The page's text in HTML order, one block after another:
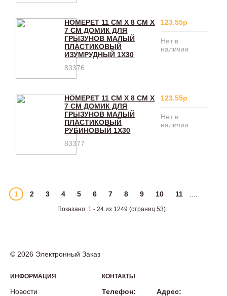
HOMEPET 11 СМ Х 8 СМ Х
7 СМ ДОМИК ДЛЯ
ГРЫЗУНОВ МАЛЫЙ
ПЛАСТИКОВЫЙ
ИЗУМРУДНЫЙ 1Х30
83376
123.55р
Нет в
наличии
HOMEPET 11 СМ Х 8 СМ Х
7 СМ ДОМИК ДЛЯ
ГРЫЗУНОВ МАЛЫЙ
ПЛАСТИКОВЫЙ
РУБИНОВЫЙ 1Х30
83377
123.55р
Нет в
наличии
1 2 3 4 5 6 7 8 9 10 11
Показано: 1 - 24 из 1249 (страниц 53).
© 2026 Электронный Заказ
ИНФОРМАЦИЯ
Новости
КОНТАКТЫ
Телефон:
Адрес: